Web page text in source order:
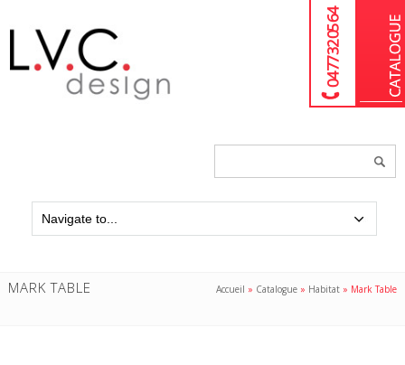
04 77 32 05 64
MARK TABLE Accueil » Catalogue » Habitat » Mark Table